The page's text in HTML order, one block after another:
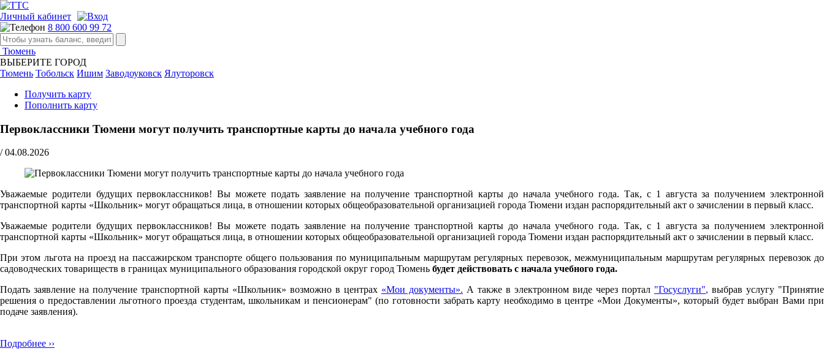
Личный кабинет
8 800 600 99 72
Тюмень
ВЫБЕРИТЕ ГОРОД
Тюмень Тобольск Ишим Заводоуковск Ялуторовск
Получить карту
Пополнить карту
Первоклассники Тюмени могут получить транспортные карты до начала учебного года
/ 04.08.2026
Уважаемые родители будущих первоклассников! Вы можете подать заявление на получение транспортной карты до начала учебного года. Так, с 1 августа за получением электронной
транспортной карты «Школьник» могут обращаться лица, в отношении которых общеобразовательной организацией города Тюмени издан распорядительный акт о зачислении в первый класс.
Уважаемые родители будущих первоклассников! Вы можете подать заявление на получение транспортной карты до начала учебного года. Так, с 1 августа за получением электронной
транспортной карты «Школьник» могут обращаться лица, в отношении которых общеобразовательной организацией города Тюмени издан распорядительный акт о зачислении в первый класс.
При этом льгота на проезд на пассажирском транспорте общего пользования по муниципальным маршрутам регулярных перевозок, межмуниципальным маршрутам регулярных перевозок до
садоводческих товариществ в границах муниципального образования городской округ город Тюмень будет действовать с начала учебного года.
Подать заявление на получение транспортной карты «Школьник» возможно в центрах «Мои документы». А также в электронном виде через портал "Госуслуги", выбрав услугу "Принятие
решения о предоставлении льготного проезда студентам, школьникам и пенсионерам" (по готовности забрать карту необходимо в центре «Мои Документы», который будет выбран Вами при
подаче заявления).
Подробнее ››